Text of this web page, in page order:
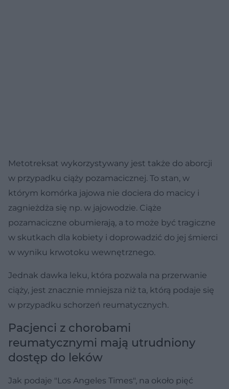
Metotreksat wykorzystywany jest także do aborcji
w przypadku ciąży pozamacicznej. To stan, w
którym komórka jajowa nie dociera do macicy i
zagnieżdża się np. w jajowodzie. Ciąże
pozamaciczne obumierają, a to może być tragiczne
w skutkach dla kobiety i doprowadzić do jej śmierci
w wyniku krwotoku wewnętrznego.
Jednak dawka leku, która pozwala na przerwanie
ciąży, jest znacznie mniejsza niż ta, którą podaje się
w przypadku schorzeń reumatycznych.
Pacjenci z chorobami
reumatycznymi mają utrudniony
dostęp do leków
Jak podaje "Los Angeles Times", na około pięć